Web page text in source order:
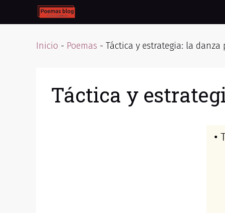
Inicio - Poemas - Táctica y estrategia: la danza
Táctica y